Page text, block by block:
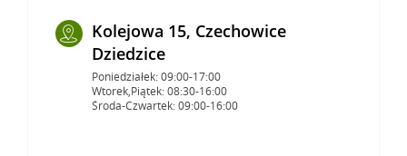
Kolejowa 15, Czechowice
Dziedzice
Poniedziałek: 09:00-17:00
Wtorek,Piątek: 08:30-16:00
Środa-Czwartek: 09:00-16:00